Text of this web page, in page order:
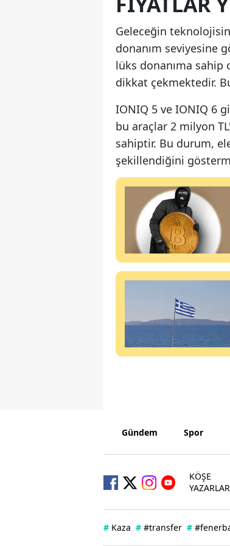
Geleceğin
donanım seviyesine
lüks donanıma
dikkat çekmektedir.
IONIQ 5 ve IONIQ 6
bu araçlar 2 milyon
sahiptir. Bu durum,
şekillendiğini
Gündem Spor
KÖŞE
# Kaza # #transfer #